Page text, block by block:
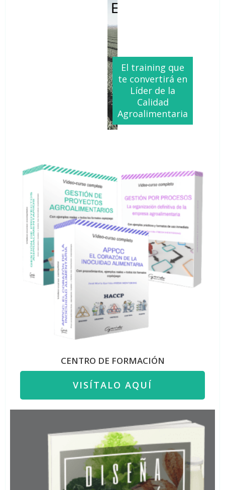
El training que
te convertirá en
Líder de la
Calidad
Agroalimentaria
CENTRO DE FORMACIÓN
VISÍTALO AQUÍ